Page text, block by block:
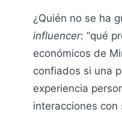
¿Quién no se ha
influencer: “qué
económicos de
confiados si una
experiencia
interacciones con